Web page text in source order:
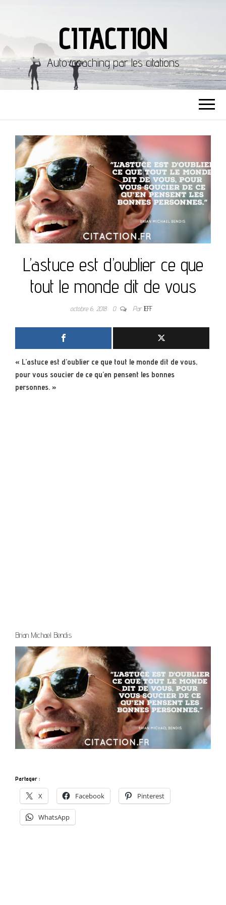
CITACTION
Auto-coaching par les citations
L’astuce est d’oublier ce que
tout le monde dit de vous
octobre 6, 2018 0 ParJEFF
« L’astuce est d’oublier ce que tout le monde dit de vous,
pour vous soucier de ce qu’en pensent les bonnes
personnes. »
Brian Michael Bendis
Partager :
X Facebook Pinterest
WhatsApp